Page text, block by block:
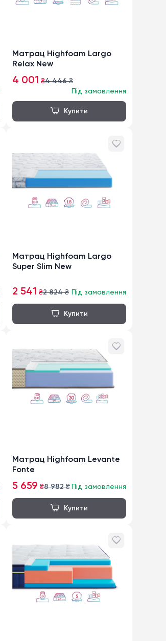
Матрац Highfoam Largo
Relax New
4 001 ₴4 446₴
Під замовлення
Матрац Highfoam Largo
Super Slim New
2 541 ₴2 824₴ Під замовлення
Матрац Highfoam Levante
Fonte
5 659 ₴8 982₴ Під замовлення